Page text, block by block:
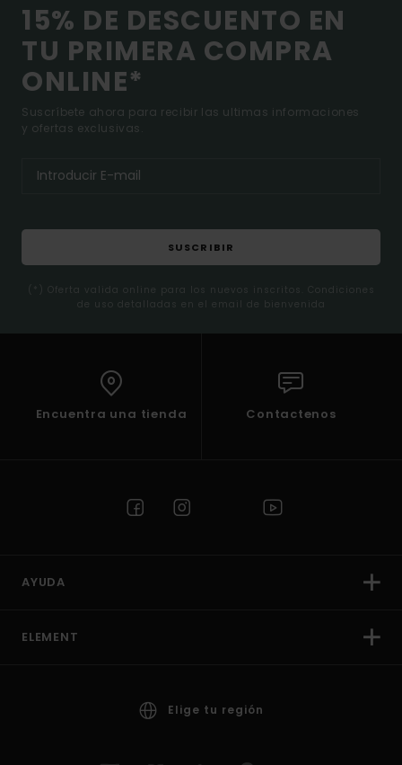
15% DE DESCUENTO EN
TU PRIMERA COMPRA
ONLINE*
Suscríbete ahora para recibir las ultimas informaciones
y ofertas exclusivas.
SUSCRIBIR
(*) Oferta valida online para los nuevos inscritos. Condiciones
de uso detalladas en el email de bienvenida
Encuentra una tienda Contactenos
AYUDA
ELEMENT
Elige tu región